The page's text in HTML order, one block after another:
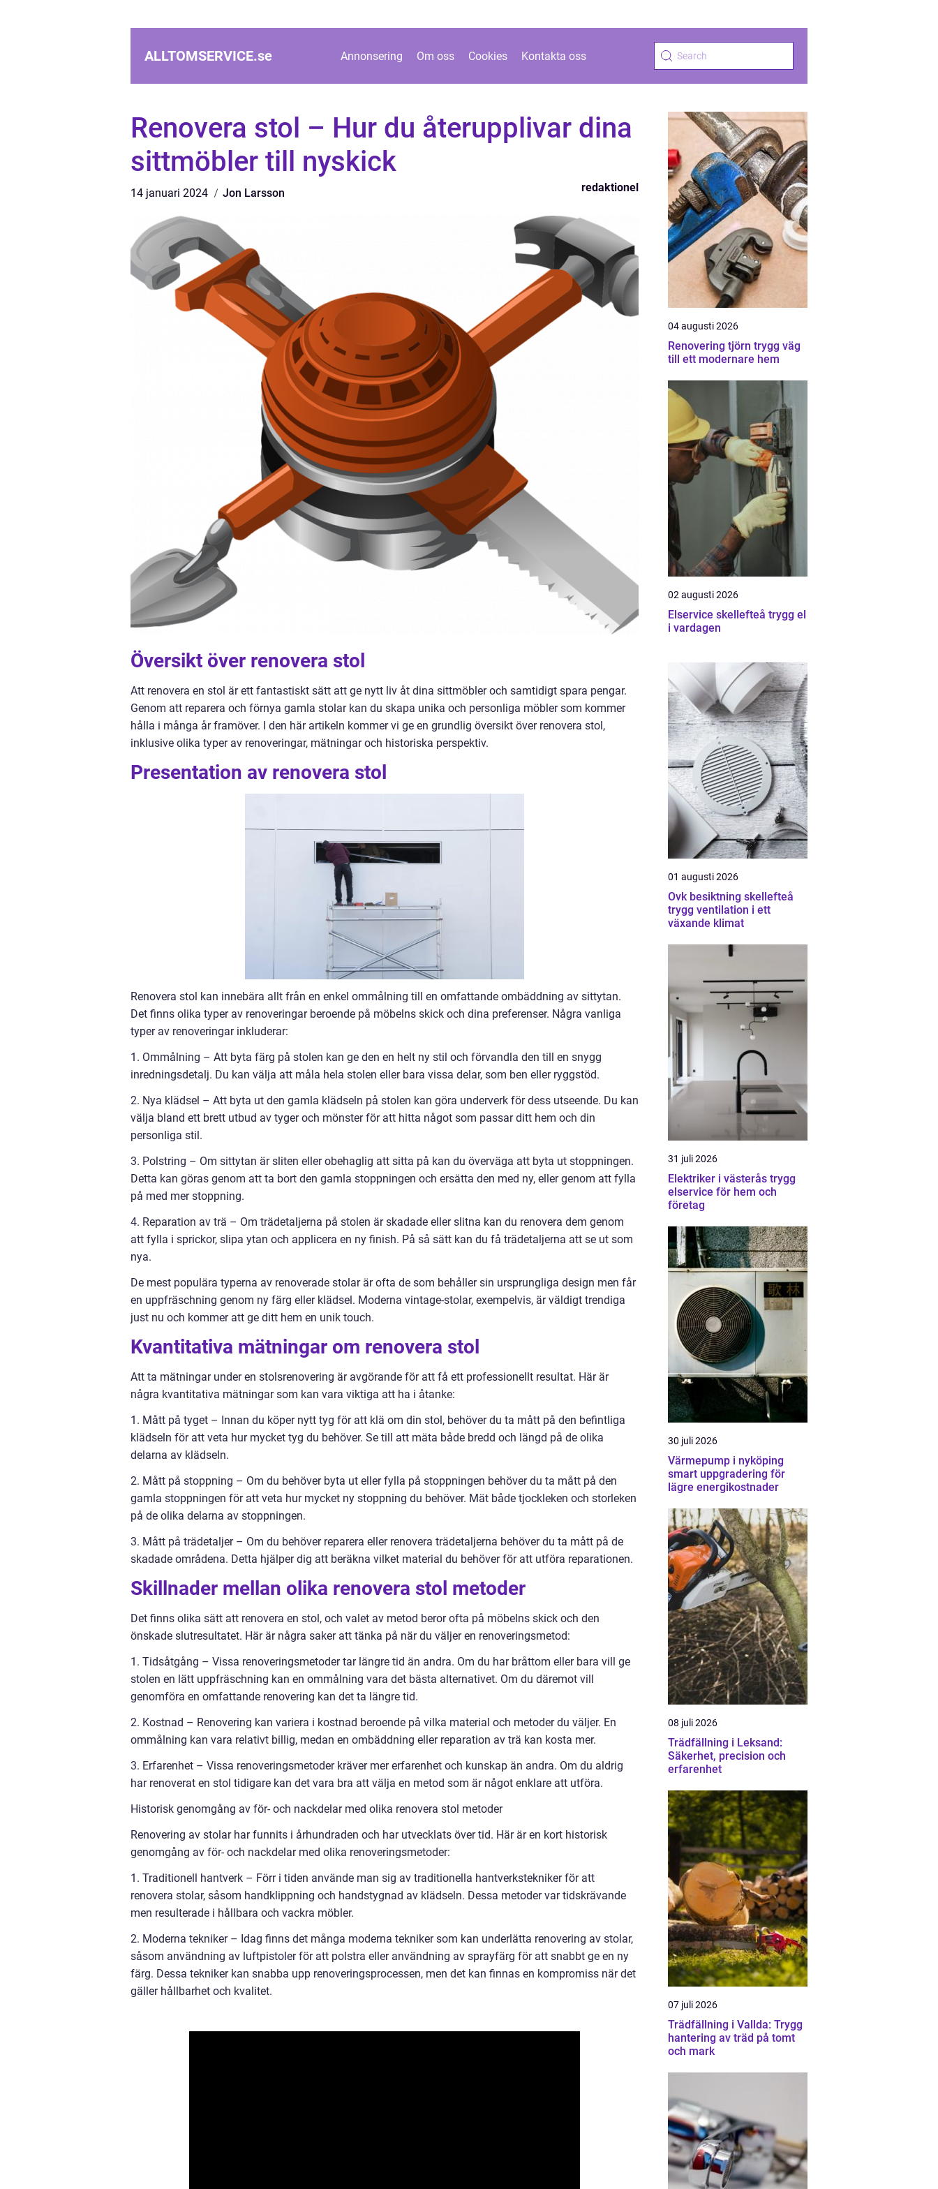
ALLTOMSERVICE.se Annonsering Om oss Cookies Kontakta oss
Renovera stol – Hur du återupplivar dina
sittmöbler till nyskick
14 januari 2024 Jon Larsson redaktionel
Översikt över renovera stol
Att renovera en stol är ett fantastiskt sätt att ge nytt liv åt dina sittmöbler och samtidigt spara pengar.
Genom att reparera och förnya gamla stolar kan du skapa unika och personliga möbler som kommer
hålla i många år framöver. I den här artikeln kommer vi ge en grundlig översikt över renovera stol,
inklusive olika typer av renoveringar, mätningar och historiska perspektiv.
Presentation av renovera stol
Renovera stol kan innebära allt från en enkel ommålning till en omfattande ombäddning av sittytan.
Det finns olika typer av renoveringar beroende på möbelns skick och dina preferenser. Några vanliga
typer av renoveringar inkluderar:
1. Ommålning – Att byta färg på stolen kan ge den en helt ny stil och förvandla den till en snygg
inredningsdetalj. Du kan välja att måla hela stolen eller bara vissa delar, som ben eller ryggstöd.
2. Nya klädsel – Att byta ut den gamla klädseln på stolen kan göra underverk för dess utseende. Du kan
välja bland ett brett utbud av tyger och mönster för att hitta något som passar ditt hem och din
personliga stil.
3. Polstring – Om sittytan är sliten eller obehaglig att sitta på kan du överväga att byta ut stoppningen.
Detta kan göras genom att ta bort den gamla stoppningen och ersätta den med ny, eller genom att fylla
på med mer stoppning.
4. Reparation av trä – Om trädetaljerna på stolen är skadade eller slitna kan du renovera dem genom
att fylla i sprickor, slipa ytan och applicera en ny finish. På så sätt kan du få trädetaljerna att se ut som
nya.
De mest populära typerna av renoverade stolar är ofta de som behåller sin ursprungliga design men får
en uppfräschning genom ny färg eller klädsel. Moderna vintage-stolar, exempelvis, är väldigt trendiga
just nu och kommer att ge ditt hem en unik touch.
Kvantitativa mätningar om renovera stol
Att ta mätningar under en stolsrenovering är avgörande för att få ett professionellt resultat. Här är
några kvantitativa mätningar som kan vara viktiga att ha i åtanke:
1. Mått på tyget – Innan du köper nytt tyg för att klä om din stol, behöver du ta mått på den befintliga
klädseln för att veta hur mycket tyg du behöver. Se till att mäta både bredd och längd på de olika
delarna av klädseln.
2. Mått på stoppning – Om du behöver byta ut eller fylla på stoppningen behöver du ta mått på den
gamla stoppningen för att veta hur mycket ny stoppning du behöver. Mät både tjockleken och storleken
på de olika delarna av stoppningen.
3. Mått på trädetaljer – Om du behöver reparera eller renovera trädetaljerna behöver du ta mått på de
skadade områdena. Detta hjälper dig att beräkna vilket material du behöver för att utföra reparationen.
Skillnader mellan olika renovera stol metoder
Det finns olika sätt att renovera en stol, och valet av metod beror ofta på möbelns skick och den
önskade slutresultatet. Här är några saker att tänka på när du väljer en renoveringsmetod:
1. Tidsåtgång – Vissa renoveringsmetoder tar längre tid än andra. Om du har bråttom eller bara vill ge
stolen en lätt uppfräschning kan en ommålning vara det bästa alternativet. Om du däremot vill
genomföra en omfattande renovering kan det ta längre tid.
2. Kostnad – Renovering kan variera i kostnad beroende på vilka material och metoder du väljer. En
ommålning kan vara relativt billig, medan en ombäddning eller reparation av trä kan kosta mer.
3. Erfarenhet – Vissa renoveringsmetoder kräver mer erfarenhet och kunskap än andra. Om du aldrig
har renoverat en stol tidigare kan det vara bra att välja en metod som är något enklare att utföra.
Historisk genomgång av för- och nackdelar med olika renovera stol metoder
Renovering av stolar har funnits i århundraden och har utvecklats över tid. Här är en kort historisk
genomgång av för- och nackdelar med olika renoveringsmetoder:
1. Traditionell hantverk – Förr i tiden använde man sig av traditionella hantverkstekniker för att
renovera stolar, såsom handklippning och handstygnad av klädseln. Dessa metoder var tidskrävande
men resulterade i hållbara och vackra möbler.
2. Moderna tekniker – Idag finns det många moderna tekniker som kan underlätta renovering av stolar,
såsom användning av luftpistoler för att polstra eller användning av sprayfärg för att snabbt ge en ny
färg. Dessa tekniker kan snabba upp renoveringsprocessen, men det kan finnas en kompromiss när det
gäller hållbarhet och kvalitet.
04 augusti 2026
Renovering tjörn trygg väg
till ett modernare hem
02 augusti 2026
Elservice skellefteå trygg el
i vardagen
01 augusti 2026
Ovk besiktning skellefteå
trygg ventilation i ett
växande klimat
31 juli 2026
Elektriker i västerås trygg
elservice för hem och
företag
30 juli 2026
Värmepump i nyköping
smart uppgradering för
lägre energikostnader
08 juli 2026
Trädfällning i Leksand:
Säkerhet, precision och
erfarenhet
07 juli 2026
Trädfällning i Vallda: Trygg
hantering av träd på tomt
och mark